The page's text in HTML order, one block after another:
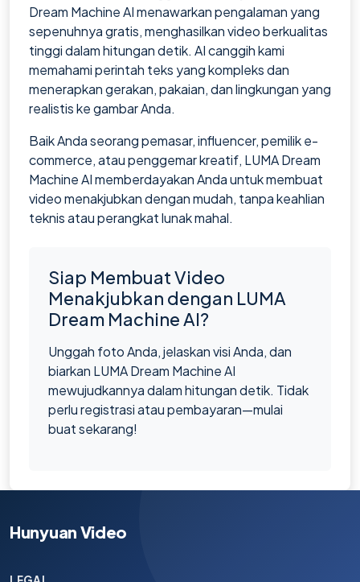
Dream Machine AI menawarkan pengalaman yang
sepenuhnya gratis, menghasilkan video berkualitas
tinggi dalam hitungan detik. AI canggih kami
memahami perintah teks yang kompleks dan
menerapkan gerakan, pakaian, dan lingkungan yang
realistis ke gambar Anda.
Baik Anda seorang pemasar, influencer, pemilik e-
commerce, atau penggemar kreatif, LUMA Dream
Machine AI memberdayakan Anda untuk membuat
video menakjubkan dengan mudah, tanpa keahlian
teknis atau perangkat lunak mahal.
Siap Membuat Video
Menakjubkan dengan LUMA
Dream Machine AI?
Unggah foto Anda, jelaskan visi Anda, dan
biarkan LUMA Dream Machine AI
mewujudkannya dalam hitungan detik. Tidak
perlu registrasi atau pembayaran—mulai
buat sekarang!
Hunyuan Video